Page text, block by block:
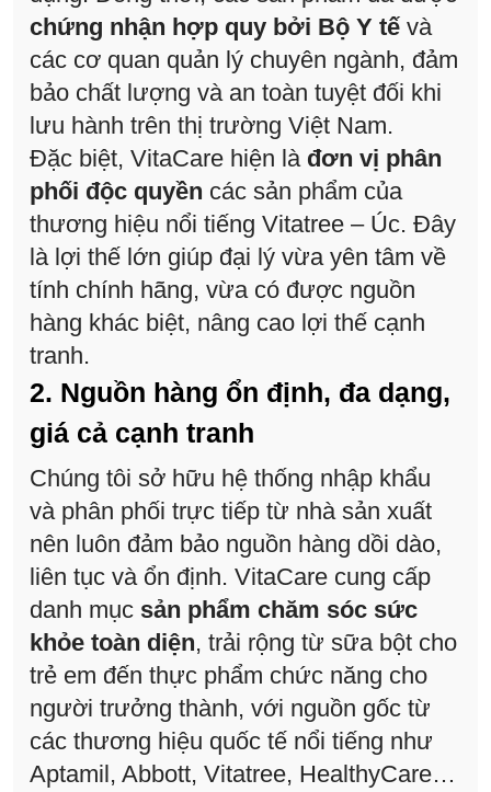
chứng nhận hợp quy bởi Bộ Y tế và
các cơ quan quản lý chuyên ngành, đảm
bảo chất lượng và an toàn tuyệt đối khi
lưu hành trên thị trường Việt Nam.
Đặc biệt, VitaCare hiện là đơn vị phân
phối độc quyền các sản phẩm của
thương hiệu nổi tiếng Vitatree – Úc. Đây
là lợi thế lớn giúp đại lý vừa yên tâm về
tính chính hãng, vừa có được nguồn
hàng khác biệt, nâng cao lợi thế cạnh
tranh.
2. Nguồn hàng ổn định, đa dạng,
giá cả cạnh tranh
Chúng tôi sở hữu hệ thống nhập khẩu
và phân phối trực tiếp từ nhà sản xuất
nên luôn đảm bảo nguồn hàng dồi dào,
liên tục và ổn định. VitaCare cung cấp
danh mục sản phẩm chăm sóc sức
khỏe toàn diện, trải rộng từ sữa bột cho
trẻ em đến thực phẩm chức năng cho
người trưởng thành, với nguồn gốc từ
các thương hiệu quốc tế nổi tiếng như
Aptamil, Abbott, Vitatree, HealthyCare…